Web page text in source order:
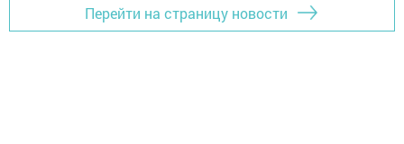
Перейти на страницу новости